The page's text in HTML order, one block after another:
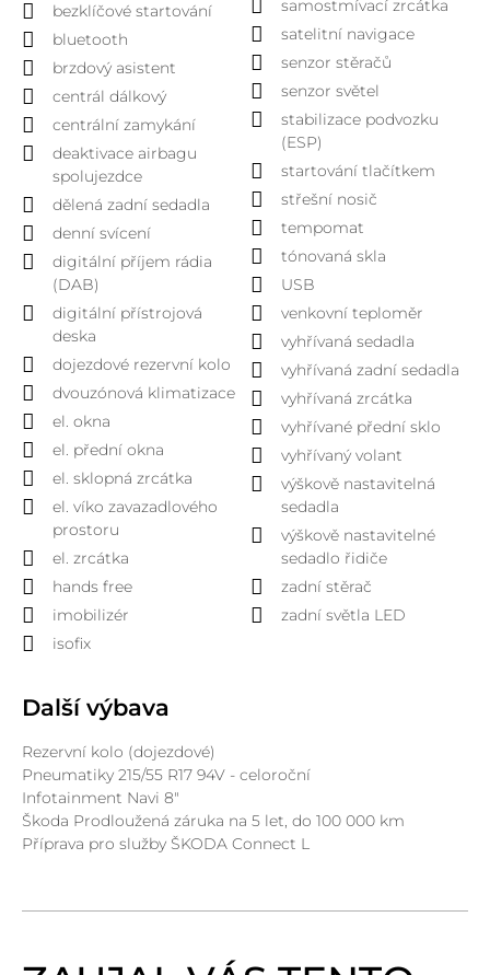
bezklíčové startování
bluetooth
brzdový asistent
centrál dálkový
centrální zamykání
deaktivace airbagu
spolujezdce
dělená zadní sedadla
denní svícení
digitální příjem rádia
(DAB)
digitální přístrojová
deska
dojezdové rezervní kolo
dvouzónová klimatizace
el. okna
el. přední okna
el. sklopná zrcátka
el. víko zavazadlového
prostoru
el. zrcátka
hands free
imobilizér
isofix
samostmívací zrcátka
satelitní navigace
senzor stěračů
senzor světel
stabilizace podvozku
(ESP)
startování tlačítkem
střešní nosič
tempomat
tónovaná skla
USB
venkovní teploměr
vyhřívaná sedadla
vyhřívaná zadní sedadla
vyhřívaná zrcátka
vyhřívané přední sklo
vyhřívaný volant
výškově nastavitelná
sedadla
výškově nastavitelné
sedadlo řidiče
zadní stěrač
zadní světla LED
Další výbava
Rezervní kolo (dojezdové)
Pneumatiky 215/55 R17 94V - celoroční
Infotainment Navi 8"
Škoda Prodloužená záruka na 5 let, do 100 000 km
Příprava pro služby ŠKODA Connect L